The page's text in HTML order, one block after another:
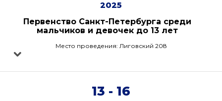
2025
Первенство Санкт-Петербурга среди
мальчиков и девочек до 13 лет
Место проведения: Лиговский 208
13 - 16